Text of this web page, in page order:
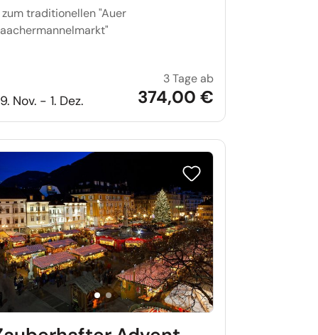
Möllensdorf und Wörlitz
zum traditionellen "Auer
Nov. - 1. Dez.
Bergmannsaufzug
3 Tage ab
374,00 €
setzen Reise auf Merkliste setzen